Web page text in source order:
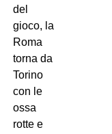
del
gioco, la
Roma
torna da
Torino
con le
ossa
rotte e